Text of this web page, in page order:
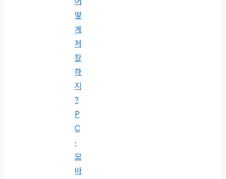
떻
게
저
장
하
지
?
P
C
·
모
바